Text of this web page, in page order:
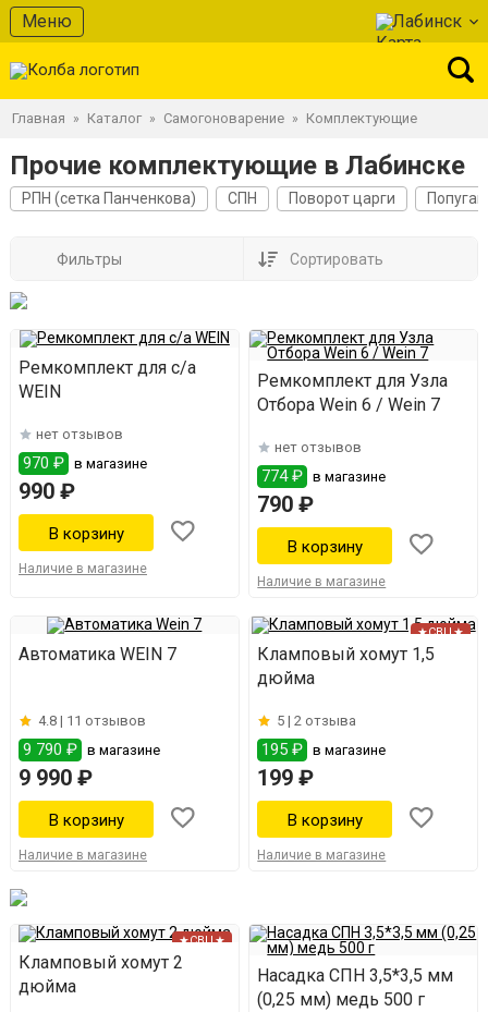
Меню Лабинск
Главная » Каталог » Самогоноварение » Комплектующие
Прочие комплектующие в Лабинске
РПН (сетка Панченкова) СПН Поворот царги Попугай
Фильтры Сортировать
Ремкомплект для с/а
WEIN
нет отзывов
970 ₽ в магазине
990 ₽
Наличие в магазине
Ремкомплект для Узла
Отбора Wein 6 / Wein 7
нет отзывов
774 ₽ в магазине
790 ₽
Наличие в магазине
Автоматика WEIN 7
4.8 | 11 отзывов
9 790 ₽ в магазине
9 990 ₽
Наличие в магазине
★СВЦ★
Кламповый хомут 1,5
дюйма
5 |2 отзыва
195 ₽ в магазине
199 ₽
Наличие в магазине
★СВЦ★
Кламповый хомут 2
дюйма
Насадка СПН 3,5*3,5 мм
(0,25 мм) медь 500 г